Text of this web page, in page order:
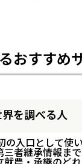
おすすめ
を調べる人
の入口として使い
者継承情報ま